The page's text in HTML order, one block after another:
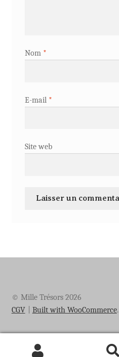
Nom *
E-mail *
Site web
© Mille Trésors 2026
CGV
Built with WooCommerce.